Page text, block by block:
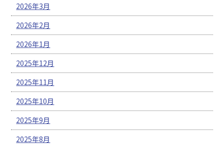
2026年3月
2026年2月
2026年1月
2025年12月
2025年11月
2025年10月
2025年9月
2025年8月